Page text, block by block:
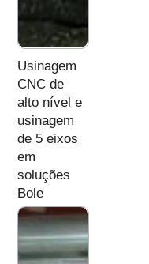
Usinagem
CNC de
alto nível e
usinagem
de 5 eixos
em
soluções
Bole